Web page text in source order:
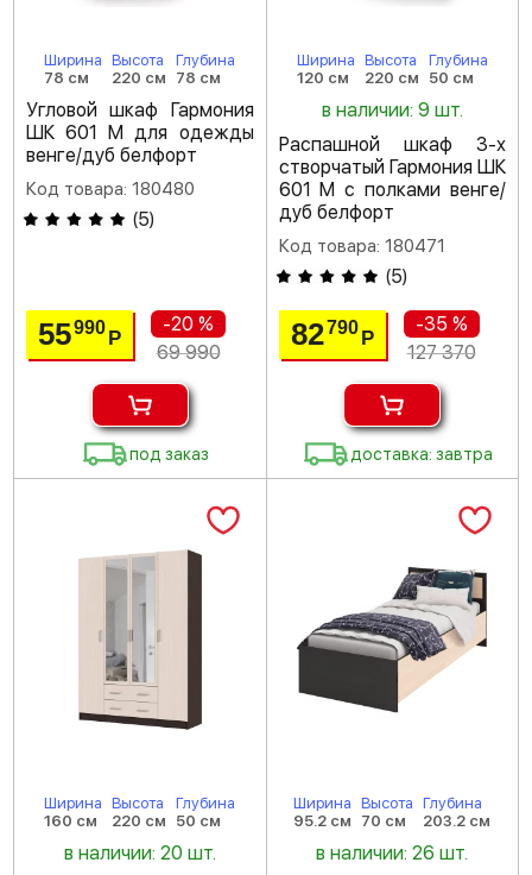
Ширина
78 см
Высота
220 см
Глубина
78 см
Угловой шкаф Гармония
ШК 601 М для одежды
венге/дуб белфорт
Код товара: 180480
(5)
55990Р
-20 %
69 990
под заказ
Ширина
120 см
Высота
220 см
Глубина
50 см
в наличии: 9 шт.
Распашной шкаф 3-х
створчатый Гармония ШК
601 М с полками венге/
дуб белфорт
Код товара: 180471
(5)
82790 Р
-35 %
127 370
доставка: завтра
Ширина
160 см
Высота
220 см
Глубина
50 см
в наличии: 20 шт.
Ширина
95.2 см
Высота
70 см
Глубина
203.2 см
в наличии: 26 шт.